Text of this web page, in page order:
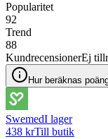
Popularitet
92
Trend
88
KundrecensionerEj
Hur beräknas
SwemedI lager
438 krTill butik